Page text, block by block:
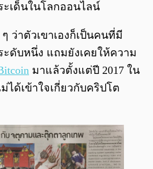
ะเด็นในโลกออนไลน์
ว่าตัวเขาเองก็เป็นคนที่มี
ดับหนึ่ง แถมยังเคยให้ความ
มาแล้วตั้งแต่ปี 2017 ใน
ได้เข้าใจเกี่ยวกับคริปโต